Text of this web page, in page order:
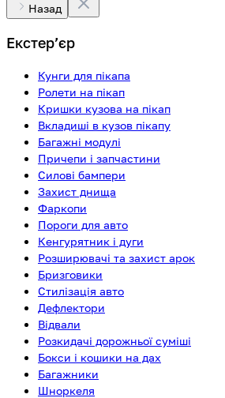
Назад
Екстерʼєр
Кунги для пікапа
Ролети на пікап
Кришки кузова на пікап
Вкладиші в кузов пікапу
Багажні модулі
Причепи і запчастини
Силові бампери
Захист днища
Фаркопи
Пороги для авто
Кенгурятник і дуги
Розширювачі та захист арок
Бризговики
Стилізація авто
Дефлектори
Відвали
Розкидачі дорожньої суміші
Бокси і кошики на дах
Багажники
Шноркеля